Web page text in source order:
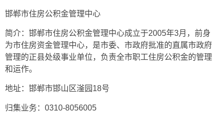
邯郸市住房公积金管理中心
简介：邯郸市住房公积金管理中心成立于2005年3月，前身
为市住房资金管理中心，是市委、市政府批准的直属市政府
管理的正县处级事业单位，负责全市职工住房公积金的管理
和运作。
地址：邯郸市邯山区滏园18号
归集业务：0310-8056005